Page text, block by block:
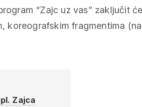
“Zajc uz vas” zaključit
koreografskim fragmentima
Zajca